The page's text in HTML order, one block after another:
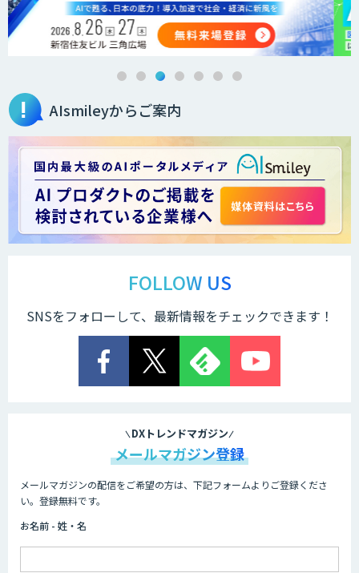
手書き・数式完全対応！超高精度”GenAI
OCR”
Asteria AIoT Suite｜Gravio – 画像認識
画像解析・デジタルツイン領域のAI開発
検図・照査AI
AIsmileyからご案内
FOLLOW US
SNSをフォローして、最新情報をチェックできます！
DXトレンドマガジン
メールマガジン登録
メールマガジンの配信をご希望の方は、下記フォームよりご登録くださ
い。登録無料です。
お名前 - 姓・名